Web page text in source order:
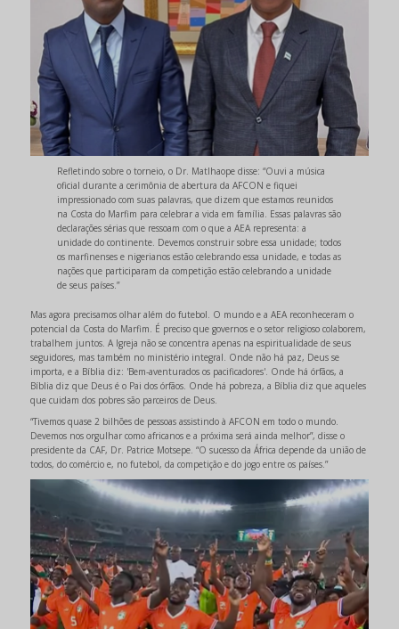
Refletindo sobre o torneio, o Dr. Matlhaope disse: “Ouvi a música
oficial durante a cerimônia de abertura da AFCON e fiquei
impressionado com suas palavras, que dizem que estamos reunidos
na Costa do Marfim para celebrar a vida em família. Essas palavras são
declarações sérias que ressoam com o que a AEA representa: a
unidade do continente. Devemos construir sobre essa unidade; todos
os marfinenses e nigerianos estão celebrando essa unidade, e todas as
nações que participaram da competição estão celebrando a unidade
de seus países.”
Mas agora precisamos olhar além do futebol. O mundo e a AEA reconheceram o
potencial da Costa do Marfim. É preciso que governos e o setor religioso colaborem,
trabalhem juntos. A Igreja não se concentra apenas na espiritualidade de seus
seguidores, mas também no ministério integral. Onde não há paz, Deus se
importa, e a Bíblia diz: 'Bem-aventurados os pacificadores'. Onde há órfãos, a
Bíblia diz que Deus é o Pai dos órfãos. Onde há pobreza, a Bíblia diz que aqueles
que cuidam dos pobres são parceiros de Deus.
“Tivemos quase 2 bilhões de pessoas assistindo à AFCON em todo o mundo.
Devemos nos orgulhar como africanos e a próxima será ainda melhor”, disse o
presidente da CAF, Dr. Patrice Motsepe. “O sucesso da África depende da união de
todos, do comércio e, no futebol, da competição e do jogo entre os países.”